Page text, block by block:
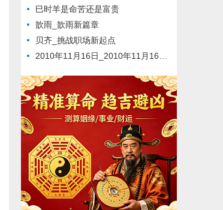
巳时羊是命苦还是富贵
歆雨_歆雨新篇章
贝齐_挑战职场新起点
2010年11月16日_2010年11月16日新闻回顾